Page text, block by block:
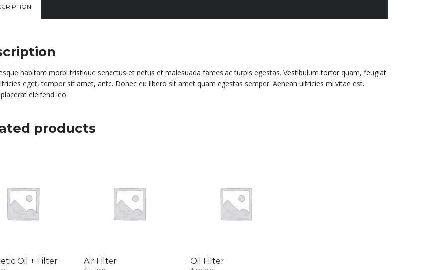
habitant morbi tristique senectus et netus et malesuada fames ac turpis egestas. Vestibulum tortor quam, feugiat
eget, tempor sit amet, ante. Donec eu libero sit amet quam egestas semper. Aenean ultricies mi vitae est.
eleifend leo.
products
Oil + Filter Air Filter Oil Filter